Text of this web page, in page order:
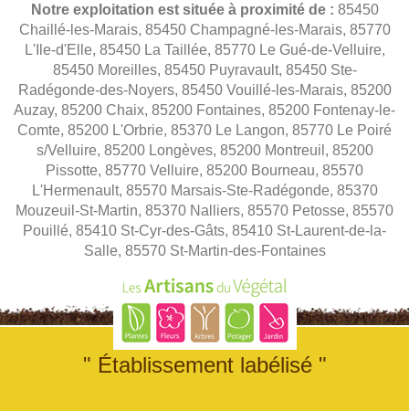
Notre exploitation est située à proximité de : 85450
Chaillé-les-Marais, 85450 Champagné-les-Marais, 85770
L'Ile-d'Elle, 85450 La Taillée, 85770 Le Gué-de-Velluire,
85450 Moreilles, 85450 Puyravault, 85450 Ste-
Radégonde-des-Noyers, 85450 Vouillé-les-Marais, 85200
Auzay, 85200 Chaix, 85200 Fontaines, 85200 Fontenay-le-
Comte, 85200 L'Orbrie, 85370 Le Langon, 85770 Le Poiré
s/Velluire, 85200 Longèves, 85200 Montreuil, 85200
Pissotte, 85770 Velluire, 85200 Bourneau, 85570
L'Hermenault, 85570 Marsais-Ste-Radégonde, 85370
Mouzeuil-St-Martin, 85370 Nalliers, 85570 Petosse, 85570
Pouillé, 85410 St-Cyr-des-Gâts, 85410 St-Laurent-de-la-
Salle, 85570 St-Martin-des-Fontaines
" Établissement labélisé "